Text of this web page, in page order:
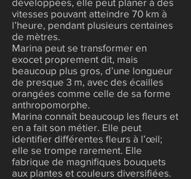
vitesses pouvant atteindre 70 km à
l’heure, pendant plusieurs centaines
de mètres.
Marina peut se transformer en
exocet proprement dit, mais
beaucoup plus gros, d’une longueur
de presque 3 m, avec des écailles
orangées comme celle de sa forme
anthropomorphe.
Marina connaît beaucoup les fleurs et
en a fait son métier. Elle peut
identifier différentes fleurs à l’œil;
elle se trompe rarement. Elle
fabrique de magnifiques bouquets
aux plantes et couleurs diversifiées.